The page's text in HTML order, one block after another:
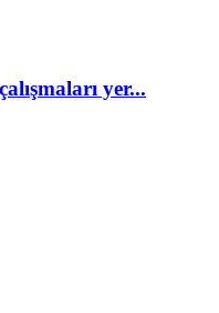
yer...